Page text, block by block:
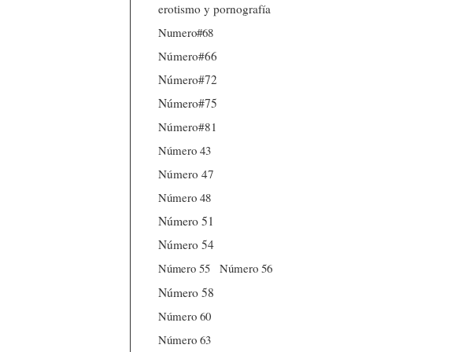
erotismo y pornografía
Numero#68
Número#66
Número#72
Número#75
Número#81
Número 43
Número 47
Número 48
Número 51
Número 54
Número 55
Número 56
Número 58
Número 60
Número 63